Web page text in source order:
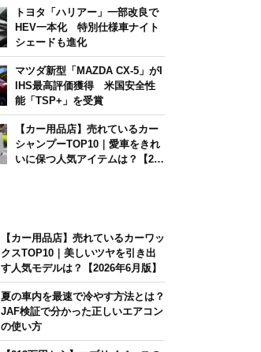
トヨタ「ハリアー」一部改良で
HEV一本化 特別仕様車ナイト
シェードも進化
マツダ新型「MAZDA CX-5」がI
IHS最高評価獲得 米国安全性
能「TSP+」を受賞
【カー用品店】売れているカー
シャンプーTOP10｜愛車をきれ
いに保つ人気アイテムは？【202
【カー用品店】売れているカーワッ
クスTOP10｜美しいツヤを引き出
す人気モデルは？【2026年6月版】
夏の車内を最速で冷やす方法とは？
JAF検証で分かった正しいエアコン
の使い方